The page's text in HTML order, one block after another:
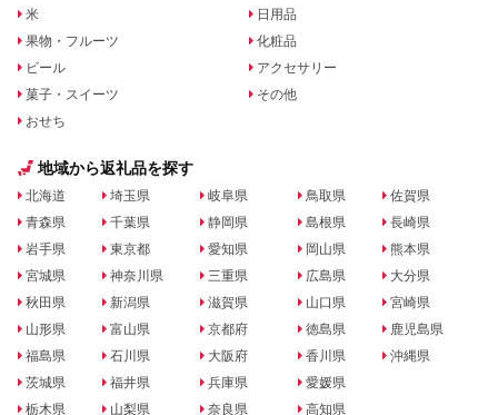
米
果物・フルーツ
ビール
菓子・スイーツ
おせち
日用品
化粧品
アクセサリー
その他
地域から返礼品を探す
北海道
青森県
岩手県
宮城県
秋田県
山形県
福島県
茨城県
栃木県
埼玉県
千葉県
東京都
神奈川県
新潟県
富山県
石川県
福井県
山梨県
岐阜県
静岡県
愛知県
三重県
滋賀県
京都府
大阪府
兵庫県
奈良県
鳥取県
島根県
岡山県
広島県
山口県
徳島県
香川県
愛媛県
高知県
佐賀県
長崎県
熊本県
大分県
宮崎県
鹿児島県
沖縄県